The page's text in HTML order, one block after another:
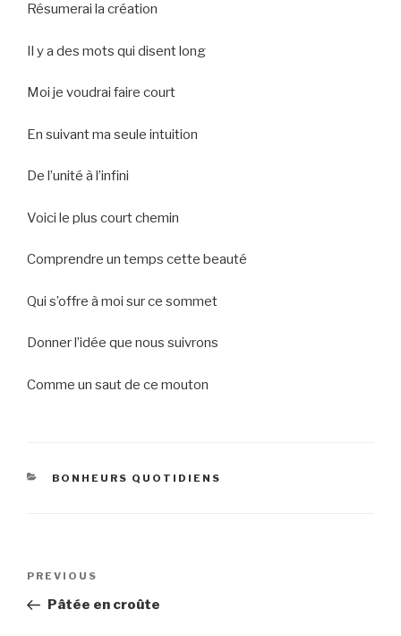
Résumerai la création
Il y a des mots qui disent long
Moi je voudrai faire court
En suivant ma seule intuition
De l’unité à l’infini
Voici le plus court chemin
Comprendre un temps cette beauté
Qui s’offre à moi sur ce sommet
Donner l’idée que nous suivrons
Comme un saut de ce mouton
CATEGORIES
BONHEURS QUOTIDIENS
Previous
Post
PREVIOUS
Pâtée en croûte